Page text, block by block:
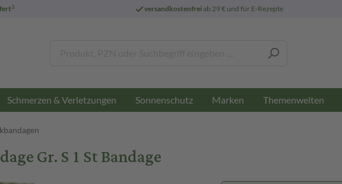
3 versandkostenfreiab 29 € und für E-Rezepte
Schmerzen & Verletzungen Sonnenschutz Marken Themenwelten
Gr. S 1 St Bandage